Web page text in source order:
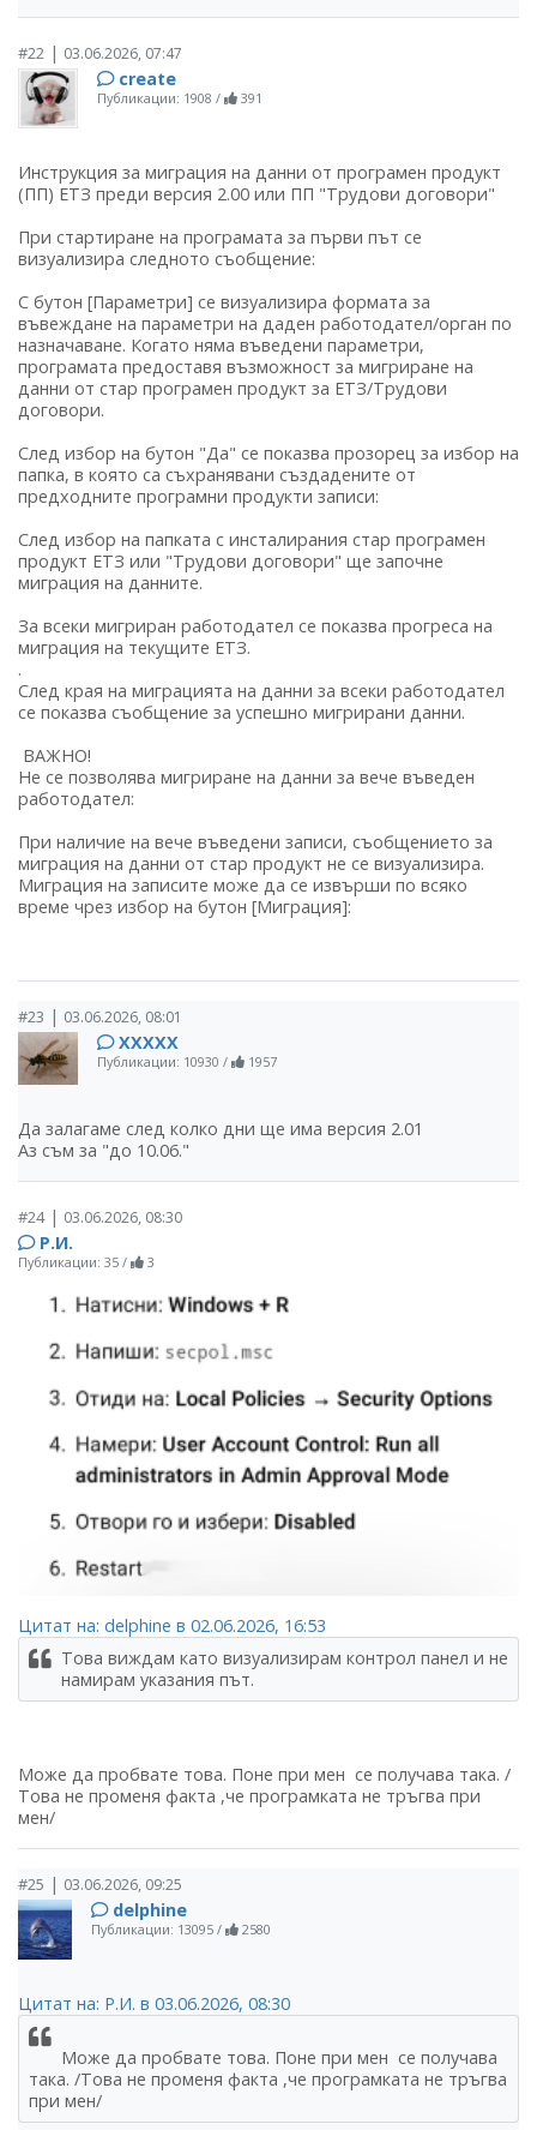
#22 | 03.06.2026, 07:47
create
Публикации: 1908 / 391
Инструкция за миграция на данни от програмен продукт
(ПП) ЕТЗ преди версия 2.00 или ПП "Трудови договори"
При стартиране на програмата за първи път се
визуализира следното съобщение:
С бутон [Параметри] се визуализира формата за
въвеждане на параметри на даден работодател/орган по
назначаване. Когато няма въведени параметри,
програмата предоставя възможност за мигриране на
данни от стар програмен продукт за ЕТЗ/Трудови
договори.
След избор на бутон "Да" се показва прозорец за избор на
папка, в която са съхранявани създадените от
предходните програмни продукти записи:
След избор на папката с инсталирания стар програмен
продукт ЕТЗ или "Трудови договори" ще започне
миграция на данните.
За всеки мигриран работодател се показва прогреса на
миграция на текущите ЕТЗ.
.
След края на миграцията на данни за всеки работодател
се показва съобщение за успешно мигрирани данни.
ВАЖНО!
Не се позволява мигриране на данни за вече въведен
работодател:
При наличие на вече въведени записи, съобщението за
миграция на данни от стар продукт не се визуализира.
Миграция на записите може да се извърши по всяко
време чрез избор на бутон [Миграция]:
#23 | 03.06.2026, 08:01
ХХХХХ
Публикации: 10930 / 1957
Да залагаме след колко дни ще има версия 2.01
Аз съм за "до 10.06."
#24| 03.06.2026, 08:30
Р.И.
Публикации: 35 / 3
Цитат на: delphine в 02.06.2026, 16:53
Това виждам като визуализирам контрол панел и не
намирам указания път.
Може да пробвате това. Поне при мен се получава така. /
Това не променя факта ,че програмката не тръгва при
мен/
#25 | 03.06.2026, 09:25
delphine
Публикации: 13095 / 2580
Цитат на: Р.И. в 03.06.2026, 08:30
Може да пробвате това. Поне при мен се получава
така. /Това не променя факта ,че програмката не тръгва
при мен/